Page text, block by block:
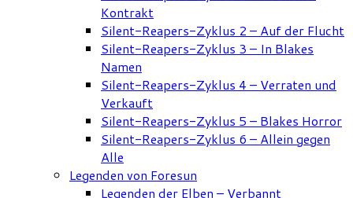
Kontrakt
Silent-Reapers-Zyklus 2 – Auf der Flucht
Silent-Reapers-Zyklus 3 – In Blakes
Namen
Silent-Reapers-Zyklus 4 – Verraten und
Verkauft
Silent-Reapers-Zyklus 5 – Blakes Horror
Silent-Reapers-Zyklus 6 – Allein gegen
Alle
Legenden von Foresun
Legenden der Elben – Verbannt